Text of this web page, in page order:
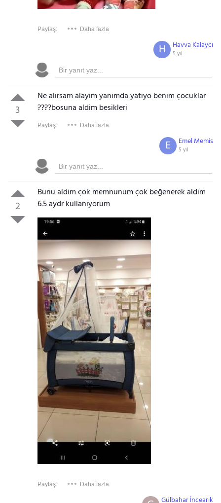
Paylaş: Daha fazla
Havva Kalaycı
5 yıl
H
3
Ne alirsam alayim yanimda yatiyo benim çocuklar
????bosuna aldim besikleri
Paylaş: Daha fazla
Emel Memis
5 yıl
E
2
Bunu aldim çok memnunum çok beğenerek aldim
6.5 aydr kullaniyorum
Paylaş: Daha fazla
Gülbahar İncearık
Gezinti Menüsü